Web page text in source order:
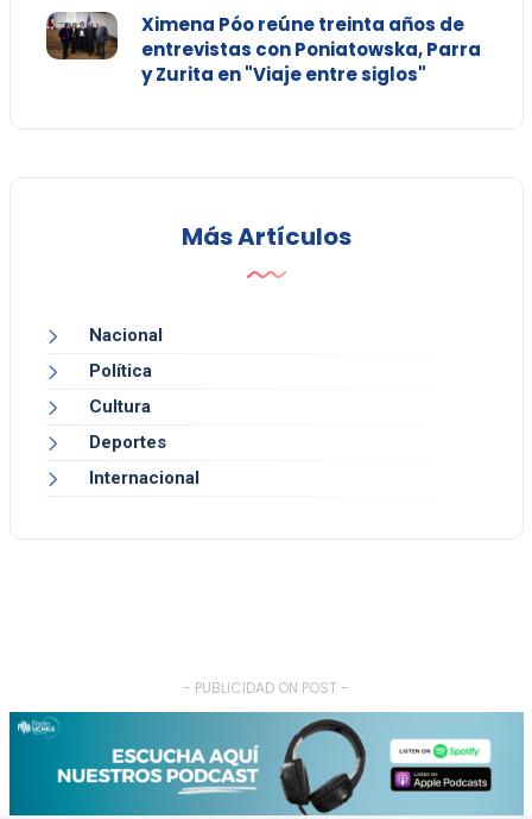
Ximena Póo reúne treinta años de
entrevistas con Poniatowska, Parra
y Zurita en "Viaje entre siglos"
Más Artículos
Nacional
Política
Cultura
Deportes
Internacional
- PUBLICIDAD ON POST -